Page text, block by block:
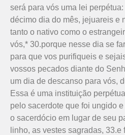
será para vós uma lei
décimo dia do mês, jejuareis e
tanto o nativo como o
vós,* 30.porque nesse dia se
para que vos purifiqueis e
vossos pecados diante do
um dia de descanso para vós,
Essa é uma instituição
pelo sacerdote que foi ungido
o sacerdócio em lugar de seu
linho, as vestes sagradas,